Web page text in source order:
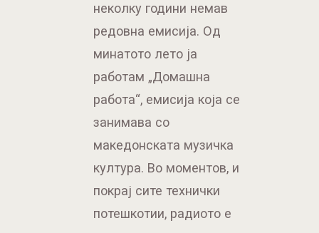
неколку години немав
редовна емисија. Од
минатото лето ја
работам „Домашна
работа“, емисија која се
занимава со
македонската музичка
култура. Во моментов, и
покрај сите технички
потешкотии, радиото е